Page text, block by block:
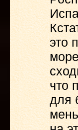
это
что
для